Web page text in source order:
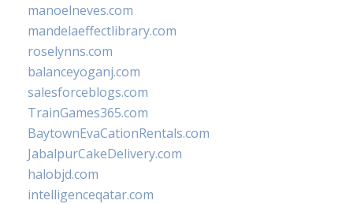
manoelneves.com
mandelaeffectlibrary.com
roselynns.com
balanceyoganj.com
salesforceblogs.com
TrainGames365.com
BaytownEvaCationRentals.com
JabalpurCakeDelivery.com
halobjd.com
intelligenceqatar.com